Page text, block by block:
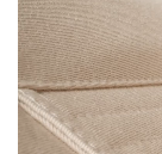
プ
レ
ー
ヤ
ー